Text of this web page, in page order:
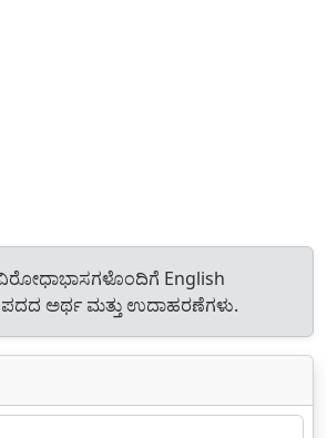
English
ಪದದ ಅರ್ಥ ಮತ್ತು ಉದಾಹರಣೆಗಳು.